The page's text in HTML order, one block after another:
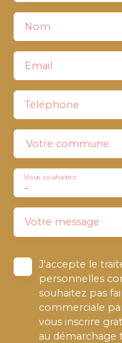
Nom
Email
Téléphone
Votre commune
-
Vous souhaitez
Votre message
J'accepte le
personnelles
souhaitez pas
commerciale
vous inscrire
au démarchage